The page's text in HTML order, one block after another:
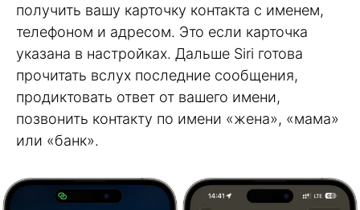
получить вашу карточку контакта с именем,
телефоном и адресом. Это если карточка
указана в настройках. Дальше Siri готова
прочитать вслух последние сообщения,
продиктовать ответ от вашего имени,
позвонить контакту по имени «жена», «мама»
или «банк».